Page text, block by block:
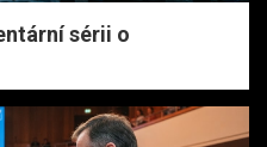
sérii o